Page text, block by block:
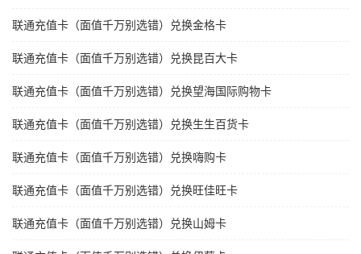
联通充值卡（面值千万别选错）兑换金格卡
联通充值卡（面值千万别选错）兑换昆百大卡
联通充值卡（面值千万别选错）兑换望海国际购物卡
联通充值卡（面值千万别选错）兑换生生百货卡
联通充值卡（面值千万别选错）兑换嗨购卡
联通充值卡（面值千万别选错）兑换旺佳旺卡
联通充值卡（面值千万别选错）兑换山姆卡